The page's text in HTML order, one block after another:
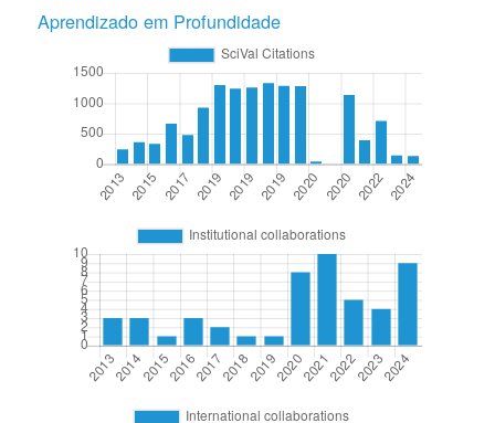
Aprendizado em Profundidade